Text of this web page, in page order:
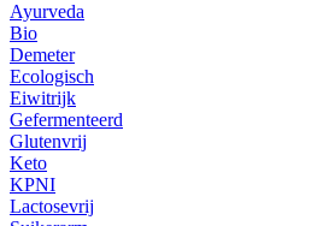
Ayurveda
Bio
Demeter
Ecologisch
Eiwitrijk
Gefermenteerd
Glutenvrij
Keto
KPNI
Lactosevrij